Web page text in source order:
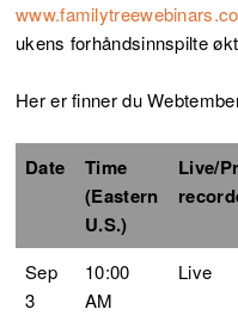
ukens forhåndsinnspilte
Her er finner du
Date
Time
(Eastern
U.S.)
Live/
Sep
3
10:00
AM
Live